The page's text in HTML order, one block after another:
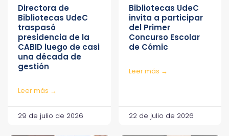
Directora de
Bibliotecas UdeC
traspasó
presidencia de la
CABID luego de casi
una década de
gestión
Leer más →
29 de julio de 2026
Bibliotecas UdeC
invita a participar
del Primer
Concurso Escolar
de Cómic
Leer más →
22 de julio de 2026